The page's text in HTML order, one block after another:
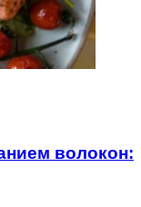
волокон: